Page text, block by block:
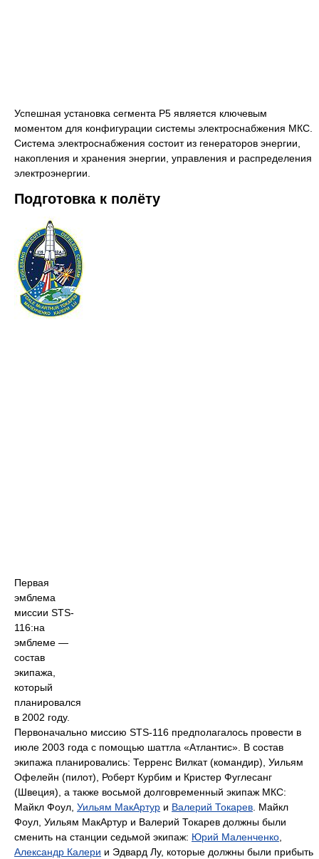
Успешная установка сегмента P5 является ключевым
моментом для конфигурации системы электроснабжения МКС.
Система электроснабжения состоит из генераторов энергии,
накопления и хранения энергии, управления и распределения
электроэнергии.
Подготовка к полёту
Первая
эмблема
миссии STS-
116:на
эмблеме —
состав
экипажа,
который
планировался
в 2002 году.
Первоначально миссию STS-116 предполагалось провести в
июле 2003 года с помощью шаттла «Атлантис». В состав
экипажа планировались: Терренс Вилкат (командир), Уильям
Офелейн (пилот), Роберт Курбим и Кристер Фуглесанг
(Швеция), а также восьмой долговременный экипаж МКС:
Майкл Фоул, Уильям МакАртур и Валерий Токарев . Майкл
Фоул, Уильям МакАртур и Валерий Токарев должны были
сменить на станции седьмой экипаж: Юрий Маленченко
Александр Калери и Эдвард Лу, которые должны были прибыть